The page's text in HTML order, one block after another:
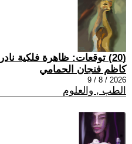
(20) توقعات: ظاهرة فلكية نادرة
كاظم فنجان الحمامي
2026 / 8 / 9
الطب , والعلوم